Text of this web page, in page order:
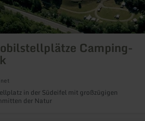
Camping-
in der Südeifel mit großzügigen
der Natur